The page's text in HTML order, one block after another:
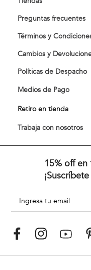
Preguntas frecuentes
Términos y
Cambios y
Políticas de Despacho
Medios de Pago
Retiro en tienda
Trabaja con nosotros
15% off